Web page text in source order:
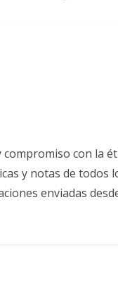
con la
y notas de todos
enviadas